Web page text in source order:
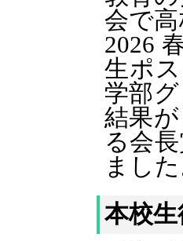
会で
2026
生ポ
学部
結果
る会
ました
本校生